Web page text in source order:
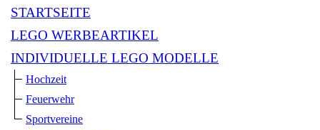
STARTSEITE
LEGO WERBEARTIKEL
INDIVIDUELLE LEGO MODELLE
Hochzeit
Feuerwehr
Sportvereine